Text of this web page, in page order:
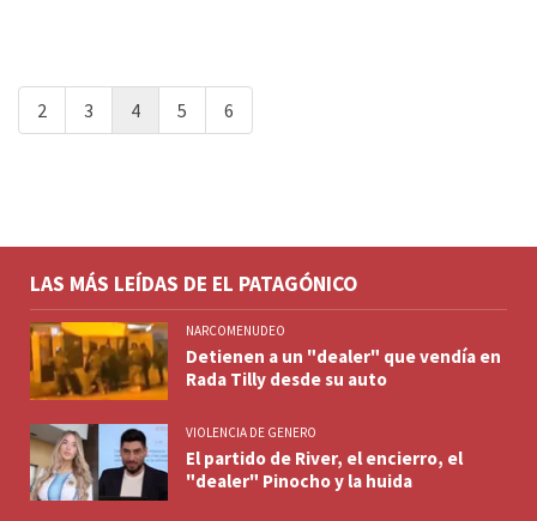
2 3 4 5 6
LAS MÁS LEÍDAS DE EL PATAGÓNICO
NARCOMENUDEO
Detienen a un "dealer" que vendía en
Rada Tilly desde su auto
VIOLENCIA DE GENERO
El partido de River, el encierro, el
"dealer" Pinocho y la huida